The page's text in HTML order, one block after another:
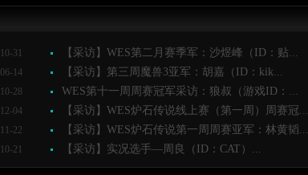
31 【采访】WES第二月赛季军：沙煜峰（ID：贴...
14 【采访】第三周魔兽3亚军：胡嘉（ID：kik...
28 WES第十一周周赛冠军采访：狼叔（游戏ID：...
04 【采访】WES炉石传说线上赛（第一周）周赛冠...
22 【采访】WES炉石传说第一周周赛亚军：林黄韬...
21 【采访】实况选手—周良（ID：CAT）...